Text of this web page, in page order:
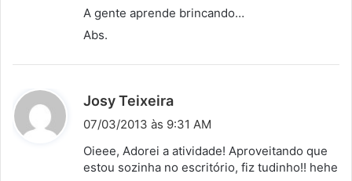
A gente aprende brincando…
Abs.
Josy Teixeira
i
s
07/03/2013 às 9:31 AM
Oieee, Adorei a atividade! Aproveitando que
estou sozinha no escritório, fiz tudinho!! hehe